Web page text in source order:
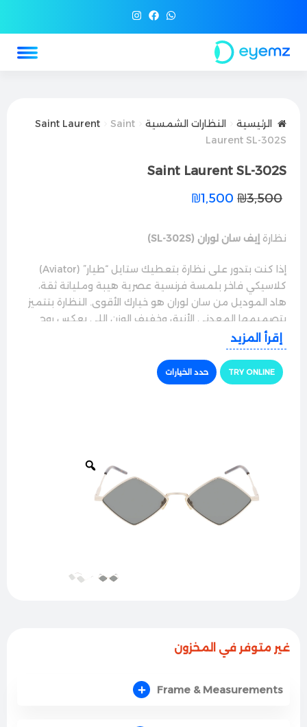
الرئيسية النظارات الشمسية Saint Laurent
Saint
Laurent SL-302S
Saint Laurent SL-302S
₪3,500
₪1,500
نظارة إيف سان لوران (SL-302S)
إذا كنت بتدور على نظارة بتعطيك ستايل “طيار” (Aviator)
كلاسيكي فاخر بلمسة فرنسية عصرية هيبة ومليانة ثقة،
هاد الموديل من سان لوران هو خيارك الأقوى. النظارة بتتميز
بتصميمها المعدني الأنيق وخفيف الوزن اللي بعكس روح
الفخامة النخبوية، لتمنحك برستيج خاص يناسب الشغل،
المناسبات، وسواقتك اليومية لتكون دايماً بكامل كشختك.
الجودة والراحة
كاملة طول فترة اللبس من الصبح للمسا بدون أي إزعاج.
حماية وأداء ممتاز
مجهزة بعدسات أصلية فائقة النقاء والوضوح بتوفر حماية
كاملة 100% من أشعة الشمس والأشعة فوق البنفسجية
عينك بالكامل وتضمن لك رؤية واضحة ونقية جداً ومريحة
فخامة الماركة الفرنسية العريقة بتنعكس بوضوح في
المعدنية النحيفة شعار سان لوران الناعم والمحفور بدقة، هاد
إقرأ المزيد
TRY ONLINE حدد الخيارات
غير متوفر في المخزون
Frame & Measurements